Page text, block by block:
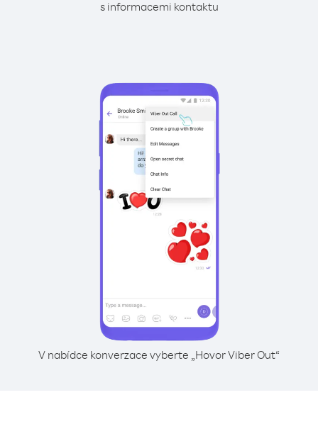
s informacemi kontaktu
V nabídce konverzace vyberte „Hovor Viber Out“